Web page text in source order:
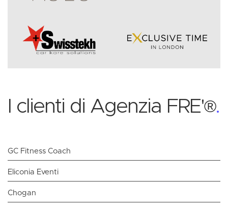
I clienti di Agenzia FRE'®.
GC Fitness Coach
Eliconia Eventi
Chogan